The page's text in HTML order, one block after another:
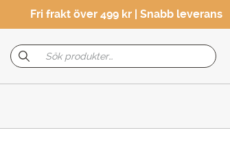
Fri frakt över 499 kr | Snabb leverans